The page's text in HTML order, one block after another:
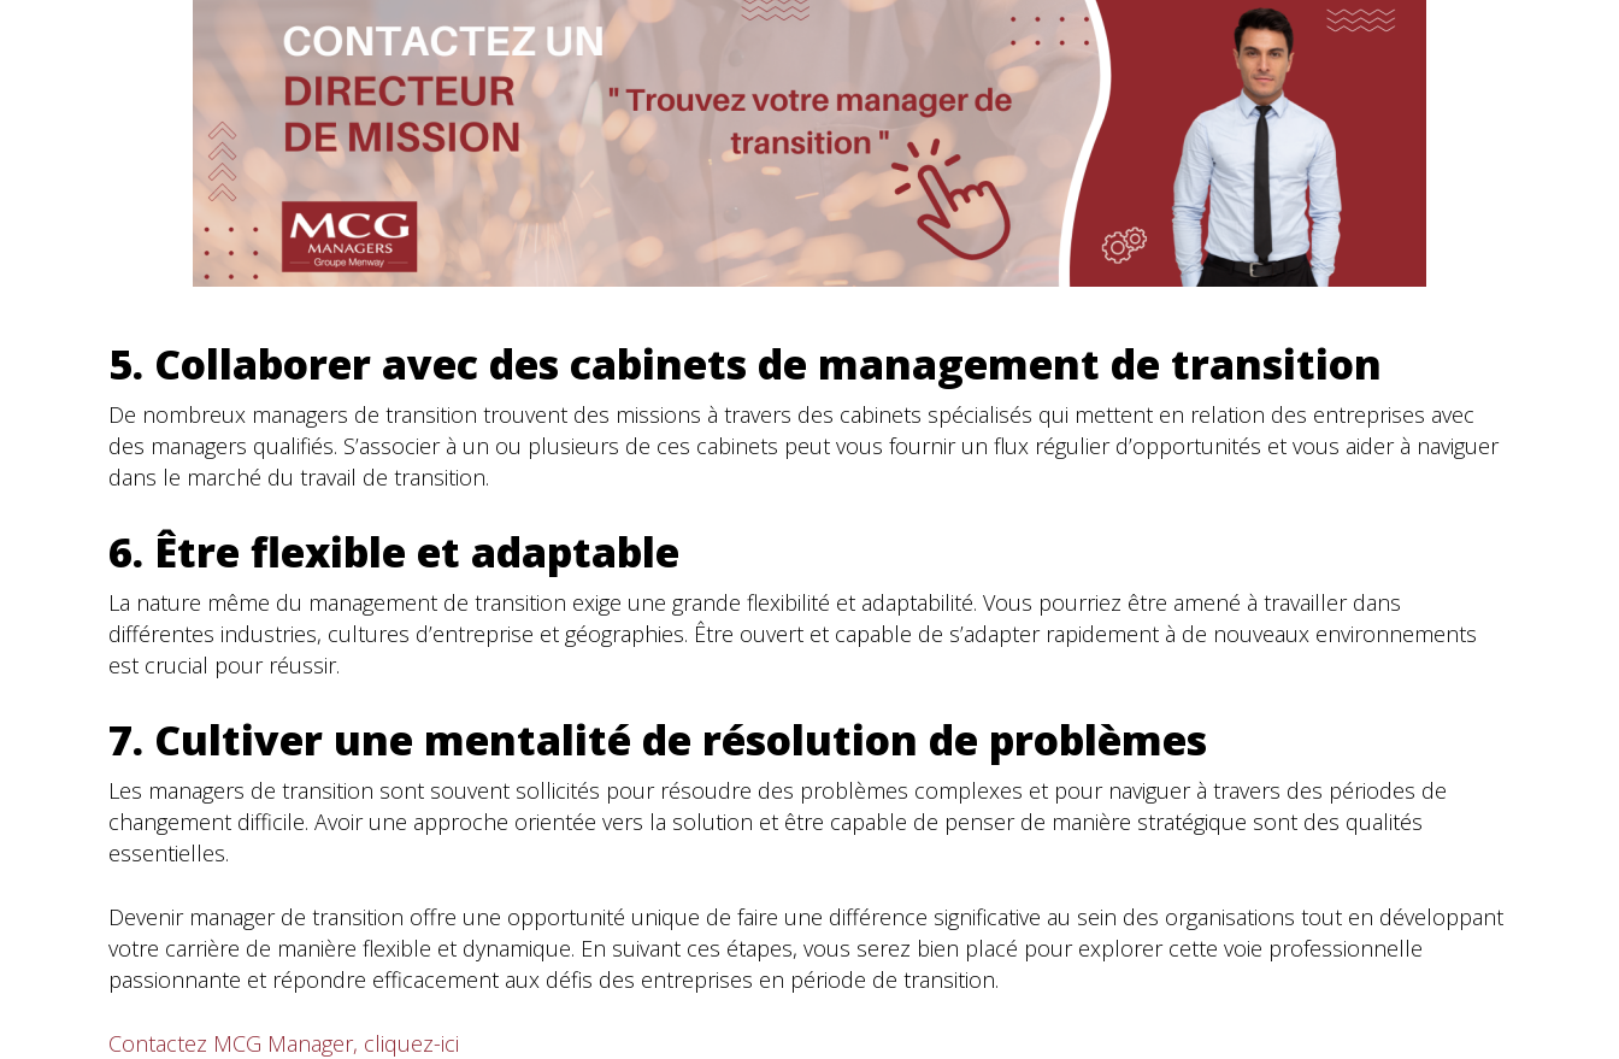
5. Collaborer avec des cabinets de management de transition
De nombreux managers de transition trouvent des missions à travers des cabinets spécialisés qui mettent en relation des entreprises avec
des managers qualifiés. S’associer à un ou plusieurs de ces cabinets peut vous fournir un flux régulier d’opportunités et vous aider à naviguer
dans le marché du travail de transition.
6. Être flexible et adaptable
La nature même du management de transition exige une grande flexibilité et adaptabilité. Vous pourriez être amené à travailler dans
différentes industries, cultures d’entreprise et géographies. Être ouvert et capable de s’adapter rapidement à de nouveaux environnements
est crucial pour réussir.
7. Cultiver une mentalité de résolution de problèmes
Les managers de transition sont souvent sollicités pour résoudre des problèmes complexes et pour naviguer à travers des périodes de
changement difficile. Avoir une approche orientée vers la solution et être capable de penser de manière stratégique sont des qualités
essentielles.
Devenir manager de transition offre une opportunité unique de faire une différence significative au sein des organisations tout en développant
votre carrière de manière flexible et dynamique. En suivant ces étapes, vous serez bien placé pour explorer cette voie professionnelle
passionnante et répondre efficacement aux défis des entreprises en période de transition.
Contactez MCG Manager, cliquez-ici